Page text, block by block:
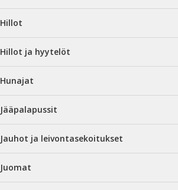
Hillot
Hillot ja hyytelöt
Hunajat
Jääpalapussit
Jauhot ja leivontasekoitukset
Juomat